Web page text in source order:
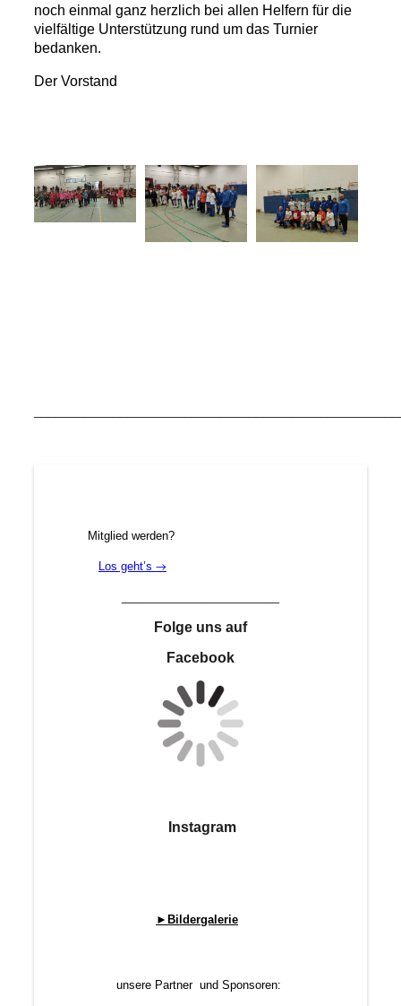
noch einmal ganz herzlich bei allen Helfern für die
vielfältige Unterstützung rund um das Turnier
bedanken.
Der Vorstand
Mitglied werden?
Los geht’s →
Folge uns auf
Facebook
Instagram
►Bildergalerie
unsere Partner und Sponsoren: